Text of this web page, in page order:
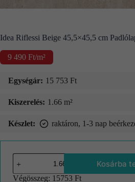
Idea Riflessi Beige 45,5×45,5 cm
9 490 Ft/m²
Egységár: 15 753 Ft
Kiszerelés: 1.66 m²
Készlet: raktáron, 1-3 nap
Kosárba
Végösszeg: 15753 Ft